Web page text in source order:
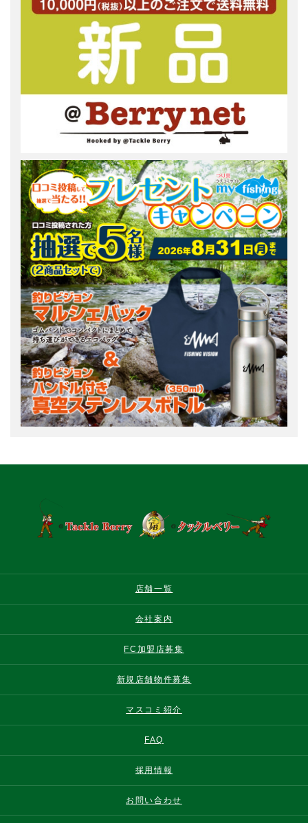
店舗一覧
会社案内
FC加盟店募集
新規店舗物件募集
マスコミ紹介
FAQ
採用情報
お問い合わせ